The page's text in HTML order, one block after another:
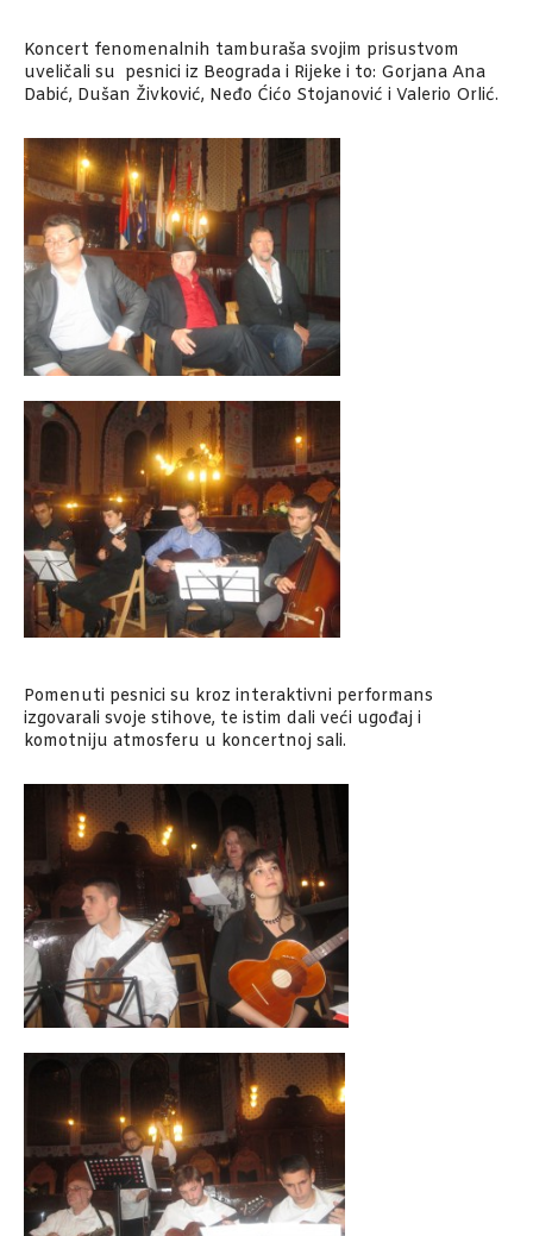
Koncert fenomenalnih tamburaša svojim prisustvom
uveličali su pesnici iz Beograda i Rijeke i to: Gorjana Ana
Dabić, Dušan Živković, Neđo Ćićo Stojanović i Valerio Orlić.
Pomenuti pesnici su kroz interaktivni performans
izgovarali svoje stihove, te istim dali veći ugođaj i
komotniju atmosferu u koncertnoj sali.